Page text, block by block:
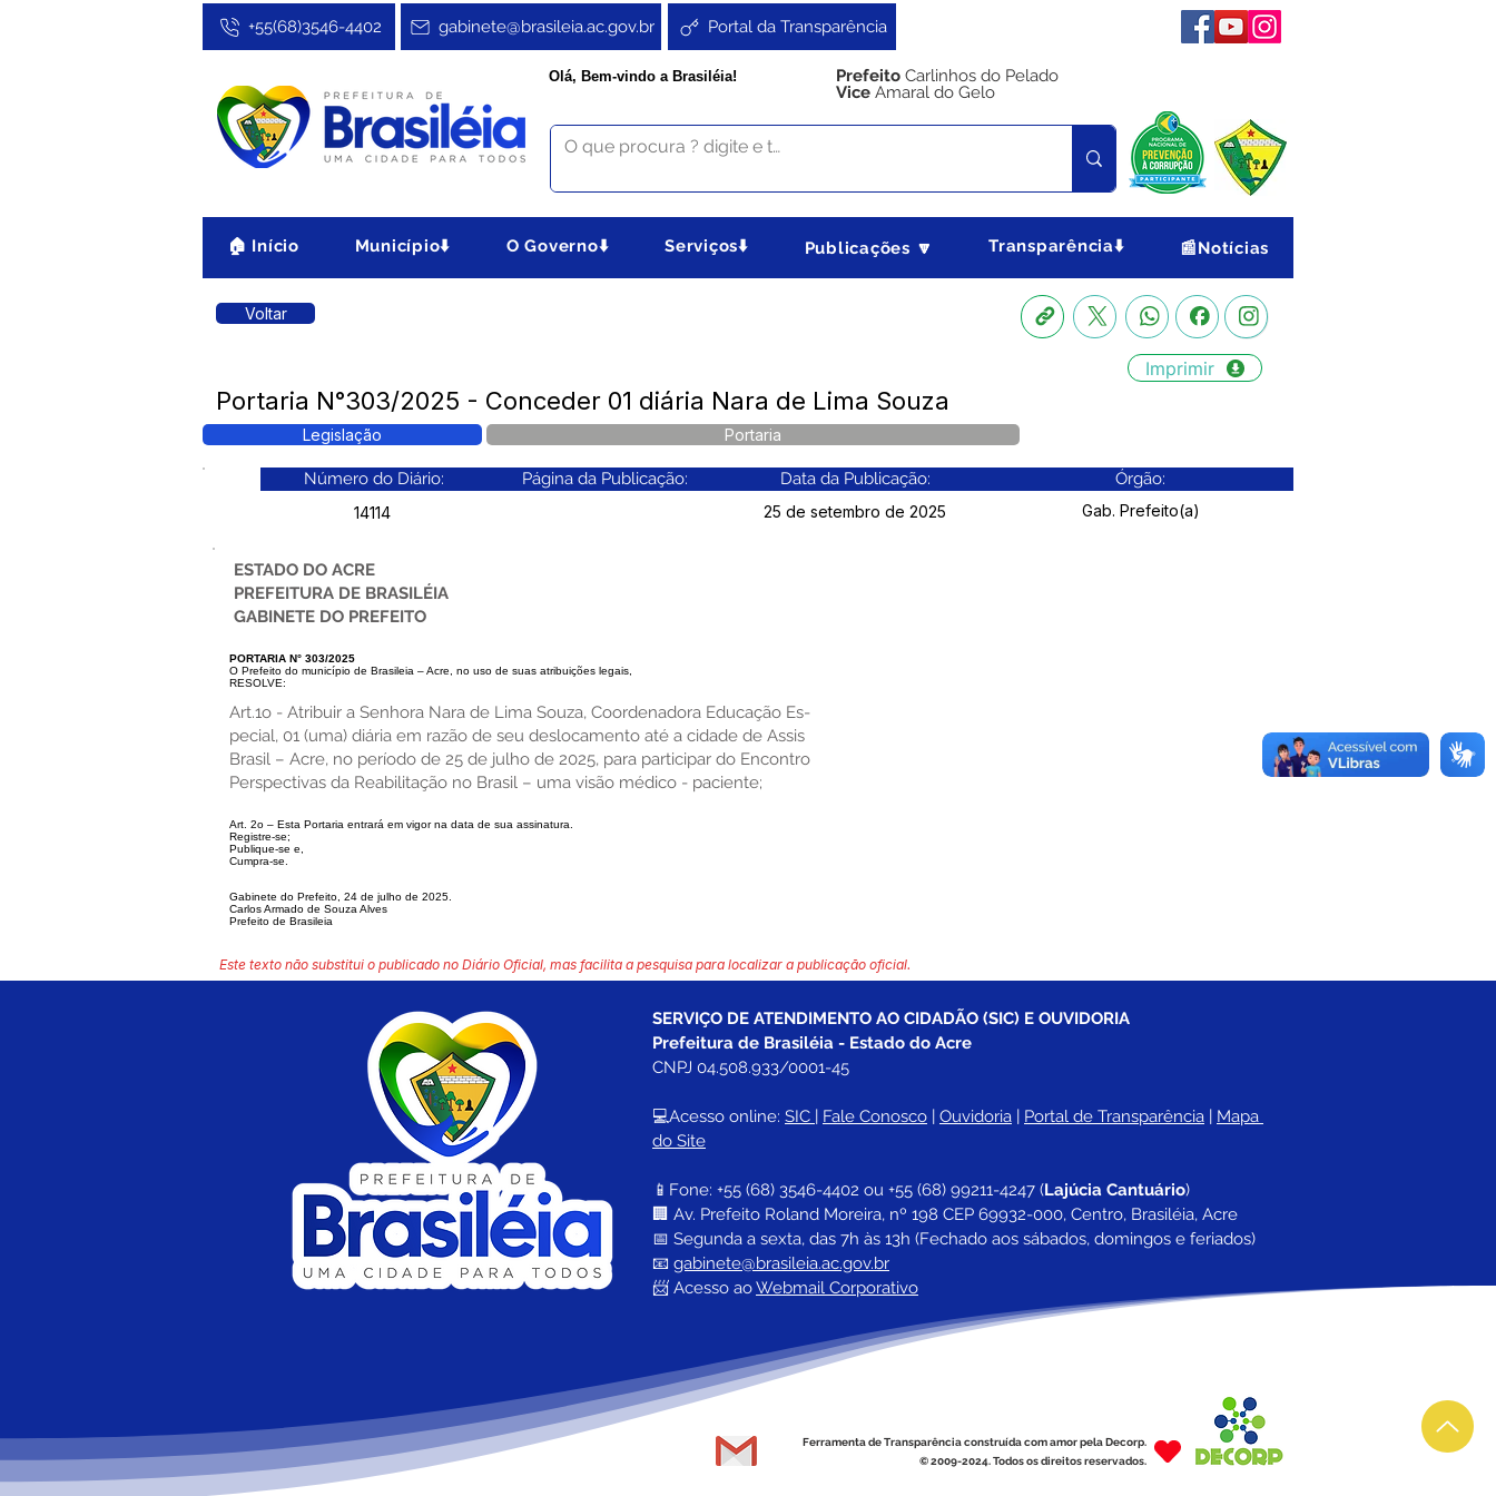
Portal da Transparência
gabinete@brasileia.ac.gov.br
+55(68)3546-4402
Olá, Bem-vindo a Brasiléia! Prefeito Carlinhos do Pelado
Vice Amaral do Gelo
🏠 Início Município⬇️ O Governo⬇️ Serviços⬇️ Publicações 🔽 Transparência⬇️ 📰Notícias
Voltar
Imprimir
Portaria N°303/2025 - Conceder 01 diária Nara de Lima Souza
Legislação Portaria
Número do Diário: Página da Publicação: Data da Publicação: Órgão:
14114 25 de setembro de 2025 Gab. Prefeito(a)
ESTADO DO ACRE
PREFEITURA DE BRASILÉIA
GABINETE DO PREFEITO
PORTARIA N° 303/2025
O Prefeito do município de Brasileia – Acre, no uso de suas atribuições legais,
RESOLVE:
Art.1o - Atribuir a Senhora Nara de Lima Souza, Coordenadora Educação Es-
pecial, 01 (uma) diária em razão de seu deslocamento até a cidade de Assis
Brasil – Acre, no período de 25 de julho de 2025, para participar do Encontro
Perspectivas da Reabilitação no Brasil – uma visão médico - paciente;
Art. 2o – Esta Portaria entrará em vigor na data de sua assinatura.
Registre-se;
Publique-se e,
Cumpra-se.
Gabinete do Prefeito, 24 de julho de 2025.
Carlos Armado de Souza Alves
Prefeito de Brasileia
Este texto não substitui o publicado no Diário Oficial, mas facilita a pesquisa para localizar a publicação oficial.
SERVIÇO DE ATENDIMENTO AO CIDADÃO (SIC) E OUVIDORIA
Prefeitura de Brasiléia - Estado do Acre
CNPJ 04.508.933/0001-45
💻Acesso online: SIC | Fale Conosco | Ouvidoria | Portal de Transparência | Mapa
do Site
📱Fone: +55 (68) 3546-4402 ou +55 (68) 99211-4247 (Lajúcia Cantuário)
🏢 Av. Prefeito Roland Moreira, nº 198 CEP 69932-000, Centro, Brasiléia, Acre
📅 Segunda a sexta, das 7h às 13h (Fechado aos sábados, domingos e feriados)
📧 gabinete@brasileia.ac.gov.br
📨 Acesso ao Webmail Corporativo
Ferramenta de Transparência construída com amor pela Decorp.
© 2009-2024. Todos os direitos reservados.